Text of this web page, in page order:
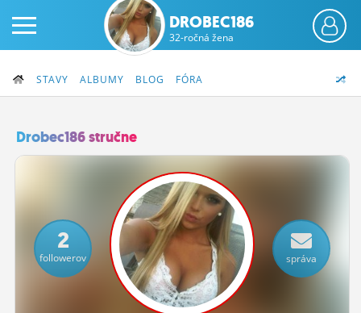
PRIHLÁS SA
ČINŽIAK
FÓRUM
STATUSY
DROBEC186
32-ročná žena
STAVY ALBUMY BLOG FÓRA
Drobec186 stručne
2
followerov správa